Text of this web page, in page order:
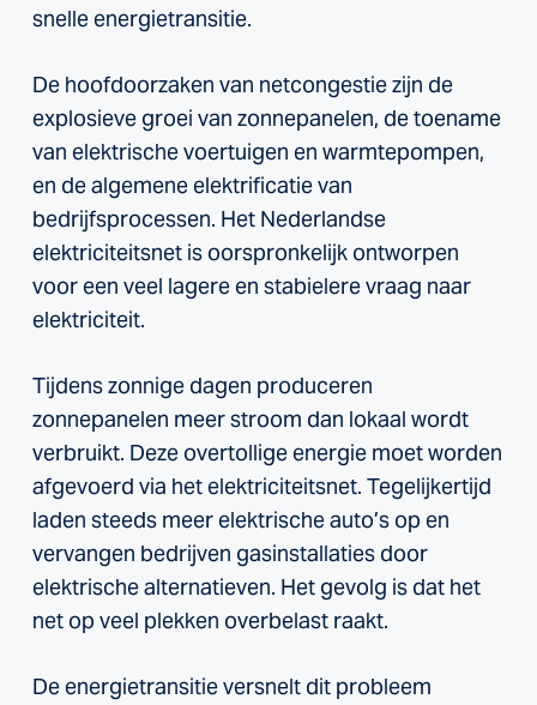
snelle energietransitie.
De hoofdoorzaken van netcongestie zijn de
explosieve groei van zonnepanelen, de toename
van elektrische voertuigen en warmtepompen,
en de algemene elektrificatie van
bedrijfsprocessen. Het Nederlandse
elektriciteitsnet is oorspronkelijk ontworpen
voor een veel lagere en stabielere vraag naar
elektriciteit.
Tijdens zonnige dagen produceren
zonnepanelen meer stroom dan lokaal wordt
verbruikt. Deze overtollige energie moet worden
afgevoerd via het elektriciteitsnet. Tegelijkertijd
laden steeds meer elektrische auto’s op en
vervangen bedrijven gasinstallaties door
elektrische alternatieven. Het gevolg is dat het
net op veel plekken overbelast raakt.
De energietransitie versnelt dit probleem